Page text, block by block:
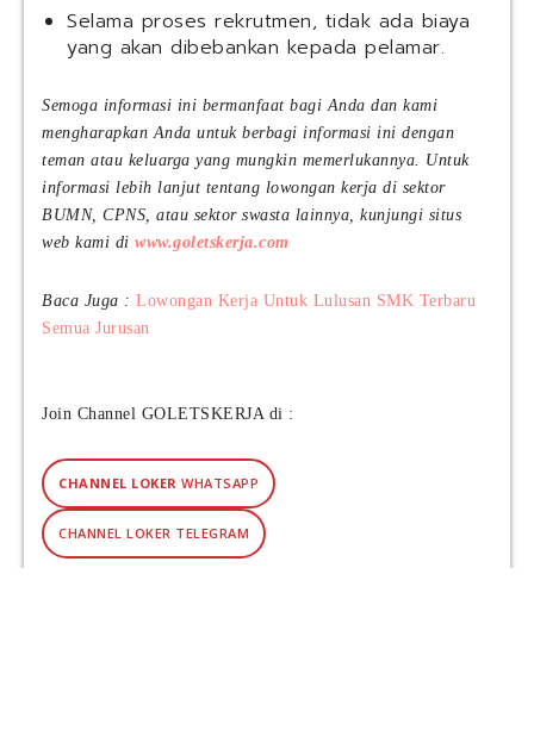
Selama proses rekrutmen, tidak ada biaya
yang akan dibebankan kepada pelamar.
Semoga informasi ini bermanfaat bagi Anda dan kami
mengharapkan Anda untuk berbagi informasi ini dengan
teman atau keluarga yang mungkin memerlukannya. Untuk
informasi lebih lanjut tentang lowongan kerja di sektor
BUMN, CPNS, atau sektor swasta lainnya, kunjungi situs
web kami di www.goletskerja.com
Baca Juga : Lowongan Kerja Untuk Lulusan SMK Terbaru
Semua Jurusan
Join Channel GOLETSKERJA di :
CHANNEL LOKER WHATSAPP
CHANNEL LOKER TELEGRAM